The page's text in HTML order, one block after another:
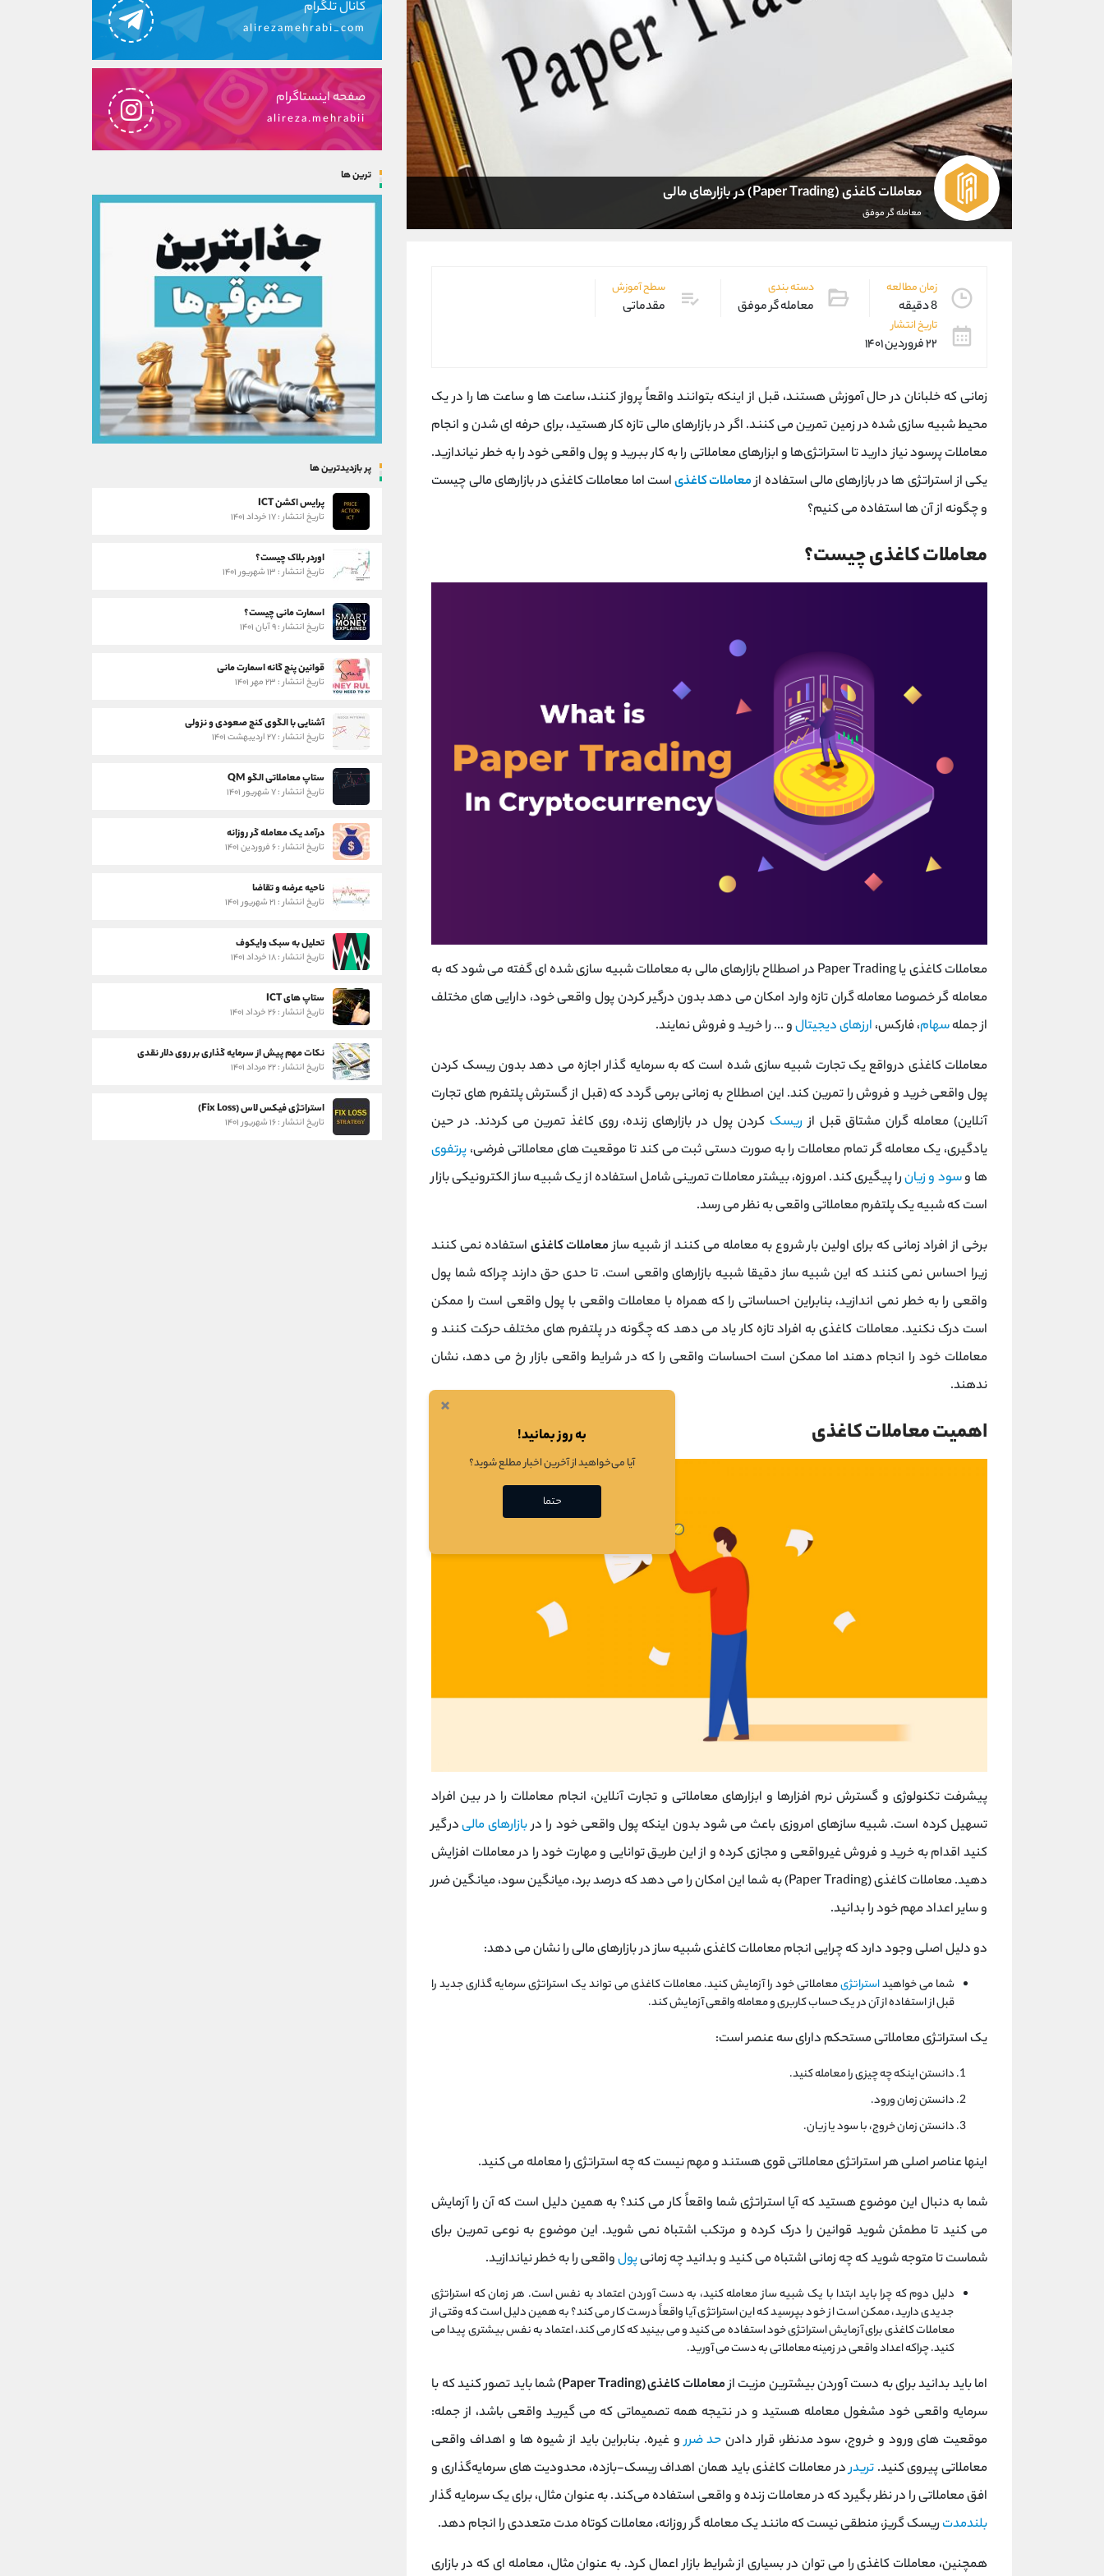
معاملات کاغذی (Paper Trading) در بازارهای مالی
معامله گر موفق
زمان مطالعه
8 دقیقه
دسته بندی
معامله گر موفق
سطح آموزش
مقدماتی
تاریخ انتشار
۲۲ فروردین ۱۴۰۱
زمانی که خلبانان در حال آموزش هستند، قبل از اینکه بتوانند واقعاً پرواز کنند، ساعت ها و ساعت ها را در یک
محیط شبیه سازی شده در زمین تمرین می کنند. اگر در بازارهای مالی تازه کار هستید، برای حرفه ای شدن و انجام
معاملات پرسود نیاز دارید تا استراتژی‌ها و ابزارهای معاملاتی را به کار ببرید و پول واقعی خود را به خطر نیاندازید.
یکی از استراتژی ها در بازارهای مالی استفاده ازمعاملات کاغذیاست اما معاملات کاغذی در بازارهای مالی چیست
و چگونه از آن ها استفاده می کنیم؟
معاملات کاغذی چیست؟
معاملات کاغذی یا Paper Trading در اصطلاح بازارهای مالی به معاملات شبیه سازی شده ای گفته می شود که به
معامله گر خصوصا معامله گران تازه وارد امکان می دهد بدون درگیر کردن پول واقعی خود، دارایی های مختلف
از جملهسهام، فارکس، ارزهای دیجیتالو ... را خرید و فروش نمایند.
معاملات کاغذی درواقع یک تجارت شبیه سازی شده است که به سرمایه گذار اجازه می دهد بدون ریسک کردن
پول واقعی خرید و فروش را تمرین کند. این اصطلاح به زمانی برمی گردد که (قبل از گسترش پلتفرم های تجارت
آنلاین) معامله گران مشتاق قبل از ریسک کردن پول در بازارهای زنده، روی کاغذ تمرین می کردند. در حین
یادگیری، یک معامله گر تمام معاملات را به صورت دستی ثبت می کند تا موقعیت های معاملاتی فرضی، پرتفوی
ها وسود و زیانرا پیگیری کند. امروزه، بیشتر معاملات تمرینی شامل استفاده از یک شبیه ساز الکترونیکی بازار
است که شبیه یک پلتفرم معاملاتی واقعی به نظر می رسد.
برخی از افراد زمانی که برای اولین بار شروع به معامله می کنند از شبیه سازمعاملات کاغذیاستفاده نمی کنند
زیرا احساس نمی کنند که این شبیه ساز دقیقا شبیه بازارهای واقعی است. تا حدی حق دارند چراکه شما پول
واقعی را به خطر نمی‌ اندازید، بنابراین احساساتی را که همراه با معاملات واقعی با پول واقعی است را ممکن
است درک نکنید. معاملات کاغذی به افراد تازه کار یاد می دهد که چگونه در پلتفرم های مختلف حرکت کنند و
معاملات خود را انجام دهند اما ممکن است احساسات واقعی را که در شرایط واقعی بازار رخ می دهد، نشان
ندهند.
اهمیت معاملات کاغذی
پیشرفت تکنولوژی و گسترش نرم افزارها و ابزارهای معاملاتی و تجارت آنلاین، انجام معاملات را در بین افراد
تسهیل کرده است. شبیه سازهای امروزی باعث می شود بدون اینکه پول واقعی خود را دربازارهای مالیدرگیر
کنید اقدام به خرید و فروش غیرواقعی و مجازی کرده و از این طریق توانایی و مهارت خود را در معاملات افزایش
دهید. معاملات کاغذی (Paper Trading) به شما این امکان را می دهد که درصد برد، میانگین سود، میانگین ضرر
و سایر اعداد مهم خود را بدانید.
دو دلیل اصلی وجود دارد که چرایی انجام معاملات کاغذی شبیه‌ ساز در بازارهای مالی را نشان می دهد:
شما می خواهیداستراتژیمعاملاتی خود را آزمایش کنید. معاملات کاغذی می تواند یک استراتژی سرمایه گذاری جدید را
قبل از استفاده از آن در یک حساب کاربری و معامله واقعی آزمایش کند.
یک استراتژی معاملاتی مستحکم دارای سه عنصر است:
دانستن اینکه چه چیزی را معامله کنید.
دانستن زمان ورود.
دانستن زمان خروج، با سود یا زیان.
اینها عناصر اصلی هر استراتژی معاملاتی قوی هستند و مهم نیست که چه استراتژی را معامله می کنید.
شما به دنبال این موضوع هستید که آیا استراتژی شما واقعاً کار می کند؟ به همین دلیل است که آن را آزمایش
می کنید تا مطمئن شوید قوانین را درک کرده و مرتکب اشتباه نمی شوید. این موضوع به نوعی تمرین برای
شماست تا متوجه شوید که چه زمانی اشتباه می کنید و بدانید چه زمانیپولواقعی را به خطر نیاندازید.
دلیل دوم که چرا باید ابتدا با یک شبیه ساز معامله کنید، به دست آوردن اعتماد به نفس است. هر زمان که استراتژی
جدیدی دارید، ممکن است از خود بپرسید که این استراتژی آیا واقعاً درست کار می کند؟ به همین دلیل است که وقتی از
معاملات کاغذی برای آزمایش استراتژی خود استفاده می کنید و می بینید که کار می کند، اعتماد به نفس بیشتری پیدا می
کنید. چراکه اعداد واقعی در زمینه معاملاتی به دست می آورید.
اما باید بدانید برای به دست آوردن بیشترین مزیت ازمعاملات کاغذی (Paper Trading)
شما باید تصور کنید که با
سرمایه واقعی خود مشغول معامله هستید و در نتیجه همه تصمیماتی که می گیرید واقعی باشد، از جمله:
موقعیت های ورود و خروج، سود مدنظر، قرار دادن حد ضررو غیره. بنابراین باید از شیوه ها و اهداف واقعی
معاملاتی پیروی کنید. تریدردر معاملات کاغذی باید همان اهداف ریسک-بازده، محدودیت‌ های سرمایه‌گذاری و
افق معاملاتی را در نظر بگیرد که در معاملات زنده و واقعی استفاده می‌کند. به عنوان مثال، برای یک سرمایه گذار
بلندمدت ریسک گریز، منطقی نیست که مانند یک معامله گر روزانه، معاملات کوتاه مدت متعددی را انجام دهد.
همچنین، معاملات کاغذی را می توان در بسیاری از شرایط بازار اعمال کرد. به عنوان مثال، معامله ای که در بازاری
کانال تلگرام
alirezamehrabi_com
صفحه اینستاگرام
alireza.mehrabii
ترین ها
پر بازدیدترین ها
پرایس اکشن ICT
تاریخ انتشار : ۱۷ خرداد ۱۴۰۱
اوردر بلاک چیست؟
تاریخ انتشار : ۱۳ شهریور ۱۴۰۱
اسمارت مانی چیست؟
تاریخ انتشار : ۹ آبان ۱۴۰۱
قوانین پنج گانه اسمارت مانی
تاریخ انتشار : ۲۳ مهر ۱۴۰۱
آشنایی با الگوی کنج صعودی و نزولی
تاریخ انتشار : ۲۷ اردیبهشت ۱۴۰۱
ستاپ معاملاتی الگو QM
تاریخ انتشار : ۷ شهریور ۱۴۰۱
درآمد یک معامله گر روزانه
تاریخ انتشار : ۶ فروردین ۱۴۰۱
ناحیه عرضه و تقاضا
تاریخ انتشار : ۲۱ شهریور ۱۴۰۱
تحلیل به سبک وایکوف
تاریخ انتشار : ۱۸ خرداد ۱۴۰۱
ستاپ های ICT
تاریخ انتشار : ۲۶ خرداد ۱۴۰۱
نکات مهم پیش از سرمایه گذاری بر روی دلار نقدی
تاریخ انتشار : ۲۲ مرداد ۱۴۰۱
استراتژی فیکس لاس (Fix Loss)
تاریخ انتشار : ۱۶ شهریور ۱۴۰۱
×
به روز بمانید!
آیا می‌خواهید از آخرین اخبار مطلع شوید؟
حتما